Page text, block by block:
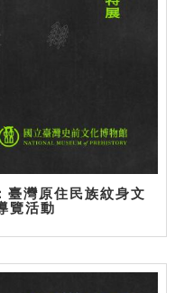
臺灣原住民族紋身文
覽活動